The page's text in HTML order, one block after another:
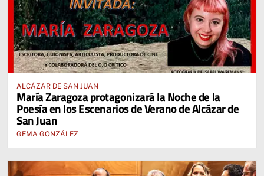
ALCÁZAR DE SAN JUAN
María Zaragoza protagonizará la Noche de la
Poesía en los Escenarios de Verano de Alcázar de
San Juan
GEMA GONZÁLEZ